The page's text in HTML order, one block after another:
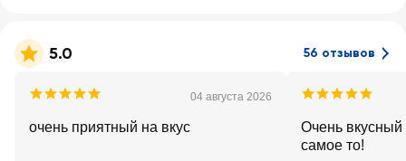
5.0 56 отзывов
04 августа 2026
очень приятный на вкус
Очень вкусный
самое то!